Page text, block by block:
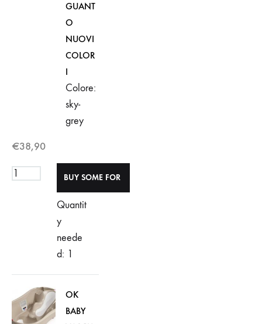
GUANT
O
NUOVI
COLOR
I
Colore:
sky-
grey
€38,90
Quantit
y
neede
d: 1
OK
BABY